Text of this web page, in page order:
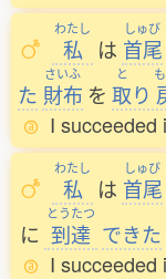
わたし
私 は
しゅび
首尾
た
さいふ
財布 を
と
取り
I succeeded
わたし
私 は
しゅび
首尾
に
とうたつ
到達 できた
I succeeded